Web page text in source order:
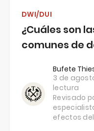
DWI/DUI
¿Cuáles son
comunes de
Bufete
3 de
lectura
Revisado
efectos